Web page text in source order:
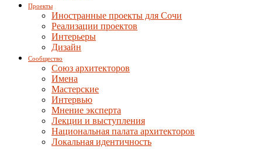
Проекты
Иностранные проекты для Сочи
Реализации проектов
Интерьеры
Дизайн
Сообщество
Союз архитекторов
Имена
Мастерские
Интервью
Мнение эксперта
Лекции и выступления
Национальная палата архитекторов
Локальная идентичность